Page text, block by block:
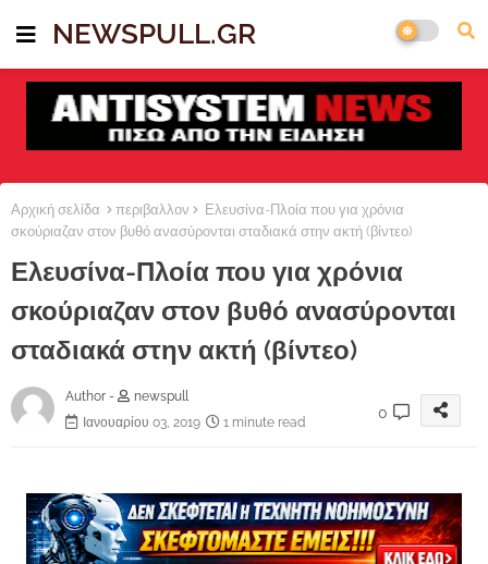
NEWSPULL.GR
Αρχική σελίδα περιβαλλον
Ελευσίνα-Πλοία που για χρόνια
σκούριαζαν στον βυθό ανασύρονται σταδιακά στην ακτή (βίντεο)
Ελευσίνα-Πλοία που για χρόνια
σκούριαζαν στον βυθό ανασύρονται
σταδιακά στην ακτή (βίντεο)
Author -
newspull
Ιανουαρίου 03, 2019
1 minute read
0